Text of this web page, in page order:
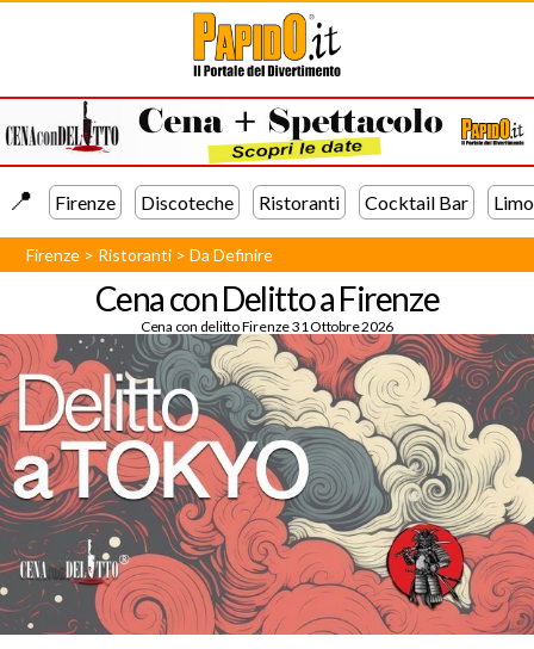
📍️ Firenze Discoteche Ristoranti Cocktail Bar
Firenze > Ristoranti >Da Definire
Cena con Delitto a Firenze
Cena con delitto Firenze 31 Ottobre 2026